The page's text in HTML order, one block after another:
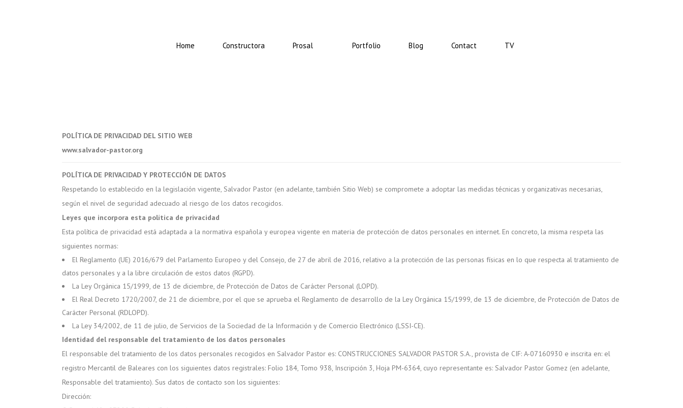
Home Constructora Prosal Portfolio Blog Contact TV
POLÍTICA DE PRIVACIDAD DEL SITIO WEB
www.salvador-pastor.org
POLÍTICA DE PRIVACIDAD Y PROTECCIÓN DE DATOS
Respetando lo establecido en la legislación vigente, Salvador Pastor (en adelante, también Sitio Web) se compromete a adoptar las medidas técnicas y organizativas necesarias,
según el nivel de seguridad adecuado al riesgo de los datos recogidos.
Leyes que incorpora esta política de privacidad
Esta política de privacidad está adaptada a la normativa española y europea vigente en materia de protección de datos personales en internet. En concreto, la misma respeta las
siguientes normas:
El Reglamento (UE) 2016/679 del Parlamento Europeo y del Consejo, de 27 de abril de 2016, relativo a la protección de las personas físicas en lo que respecta al tratamiento de
datos personales y a la libre circulación de estos datos (RGPD).
La Ley Orgánica 15/1999, de 13 de diciembre, de Protección de Datos de Carácter Personal (LOPD).
El Real Decreto 1720/2007, de 21 de diciembre, por el que se aprueba el Reglamento de desarrollo de la Ley Orgánica 15/1999, de 13 de diciembre, de Protección de Datos de
Carácter Personal (RDLOPD).
La Ley 34/2002, de 11 de julio, de Servicios de la Sociedad de la Información y de Comercio Electrónico (LSSI-CE).
Identidad del responsable del tratamiento de los datos personales
El responsable del tratamiento de los datos personales recogidos en Salvador Pastor es: CONSTRUCCIONES SALVADOR PASTOR S.A., provista de CIF: A-07160930 e inscrita en: el
registro Mercantil de Baleares con los siguientes datos registrales: Folio 184, Tomo 938, Inscripción 3, Hoja PM-6364, cuyo representante es: Salvador Pastor Gomez (en adelante,
Responsable del tratamiento). Sus datos de contacto son los siguientes:
Dirección: